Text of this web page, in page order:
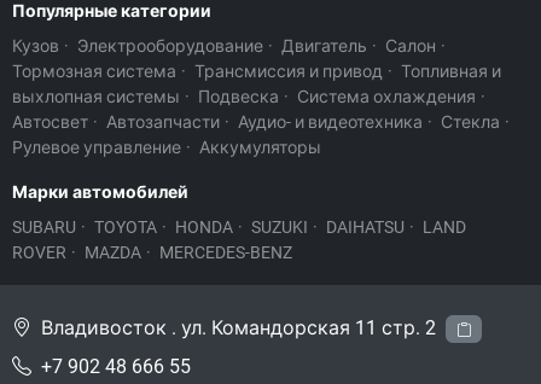
Популярные категории
Кузов · Электрооборудование · Двигатель · Салон ·
Тормозная система · Трансмиссия и привод · Топливная и
выхлопная системы · Подвеска · Система охлаждения ·
Автосвет · Автозапчасти · Аудио- и видеотехника · Стекла ·
Рулевое управление · Аккумуляторы
Марки автомобилей
SUBARU · TOYOTA · HONDA · SUZUKI · DAIHATSU · LAND
ROVER · MAZDA · MERCEDES-BENZ
Владивосток . ул. Командорская 11 стр. 2
+7 902 48 666 55